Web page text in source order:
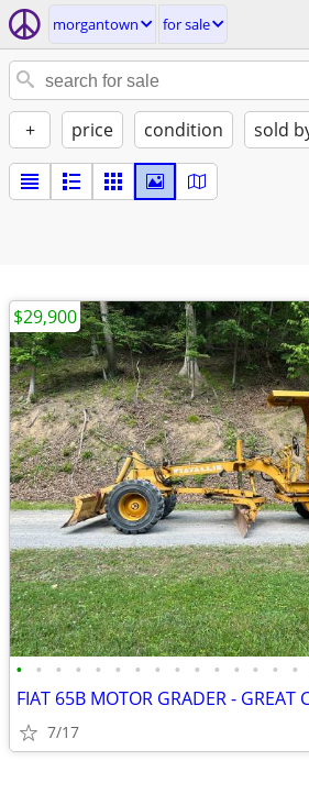
morgantown for sale
+ price condition sold
• • • • • • • • • • • • • • •
7/17
$29,900